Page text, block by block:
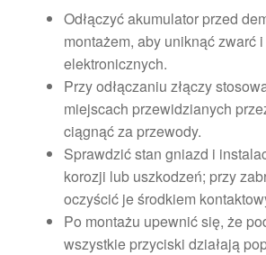
Odłączyć akumulator przed
montażem, aby uniknąć zwarć
elektronicznych.
Przy odłączaniu złączy
miejscach przewidzianych
ciągnąć za przewody.
Sprawdzić stan gniazd i
korozji lub uszkodzeń; przy
oczyścić je środkiem
Po montażu upewnić się, że
wszystkie przyciski działają